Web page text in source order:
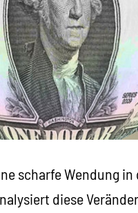
scharfe Wendung
diese